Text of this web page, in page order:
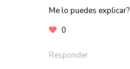
Me lo puedes explicar?
0
Responder